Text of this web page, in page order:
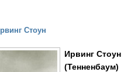
Стоун
Ирвинг Стоун
(Тенненбаум)